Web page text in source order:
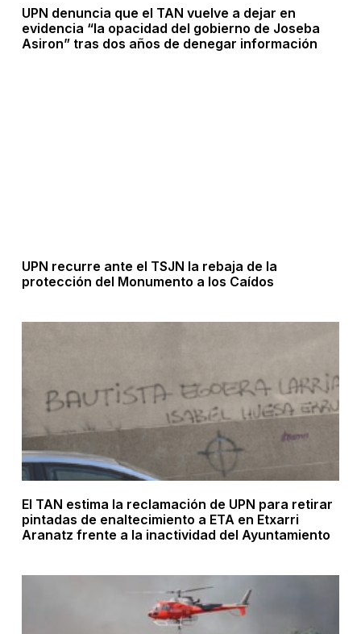
UPN denuncia que el TAN vuelve a dejar en
evidencia “la opacidad del gobierno de Joseba
Asiron” tras dos años de denegar información
UPN recurre ante el TSJN la rebaja de la
protección del Monumento a los Caídos
El TAN estima la reclamación de UPN para retirar
pintadas de enaltecimiento a ETA en Etxarri
Aranatz frente a la inactividad del Ayuntamiento